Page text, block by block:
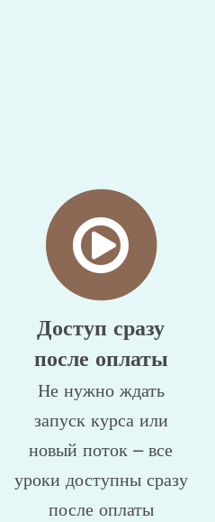
Доступ сразу
после оплаты
Не нужно ждать
запуск курса или
новый поток – все
уроки доступны сразу
после оплаты